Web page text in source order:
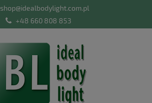
shop@idealbodylight.com.pl
+48 660 808 853